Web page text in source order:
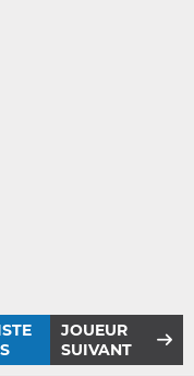
JOUEUR
SUIVANT